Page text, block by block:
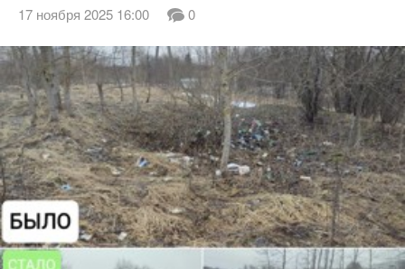
17 ноября 2025 16:00 0